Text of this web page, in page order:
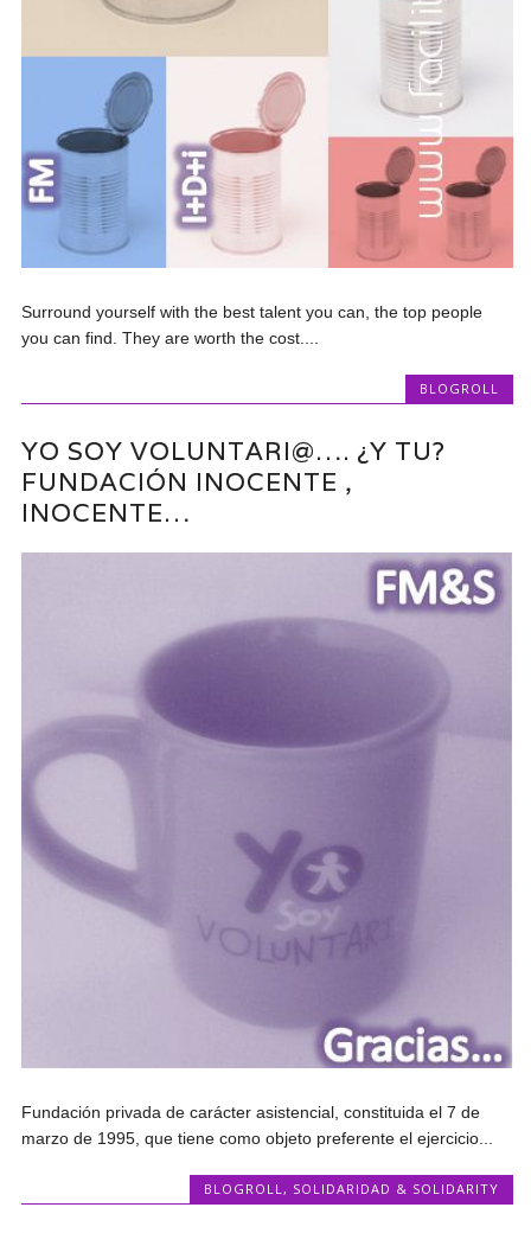
Surround yourself with the best talent you can, the top people
you can find. They are worth the cost....
BLOGROLL
YO SOY VOLUNTARI@…. ¿Y TU?
FUNDACIÓN INOCENTE ,
INOCENTE…
Fundación privada de carácter asistencial, constituida el 7 de
marzo de 1995, que tiene como objeto preferente el ejercicio...
BLOGROLL , SOLIDARIDAD & SOLIDARITY